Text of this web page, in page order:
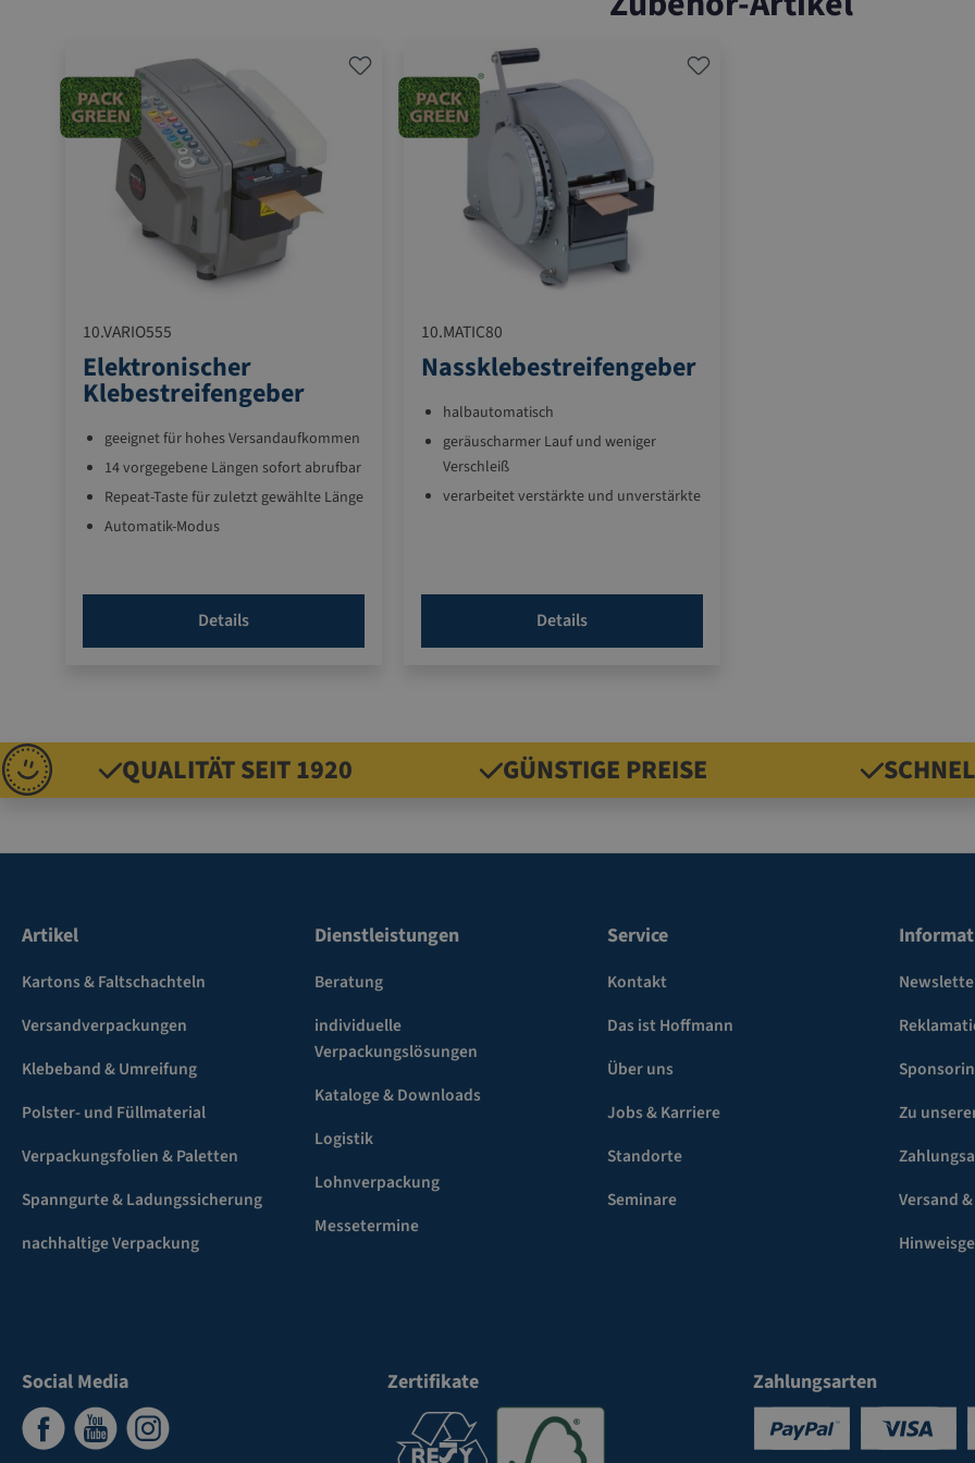
10.VARIO555
Elektronischer
Klebestreifengeber
geeignet für hohes Versandaufkommen
14 vorgegebene Längen sofort abrufbar
Repeat-Taste für zuletzt gewählte Länge
Automatik-Modus
Details
10.MATIC80
Nassklebestreifengeber
halbautomatisch
geräuscharmer Lauf und weniger
Verschleiß
verarbeitet verstärkte und unverstärkte
Skala
Klebestreifen bis 75 cm Länge mit nur
Details
QUALITÄT SEIT 1920 GÜNSTIGE PREISE
Artikel
Kartons & Faltschachteln
Versandverpackungen
Klebeband & Umreifung
Polster- und Füllmaterial
Verpackungsfolien & Paletten
Spanngurte & Ladungssicherung
nachhaltige Verpackung
Dienstleistungen
Beratung
individuelle
Verpackungslösungen
Kataloge & Downloads
Logistik
Lohnverpackung
Messetermine
Service
Kontakt
Das ist Hoffmann
Über uns
Jobs & Karriere
Standorte
Seminare
Zu
Versand
Social Media Zertifikate Zahlungsarten